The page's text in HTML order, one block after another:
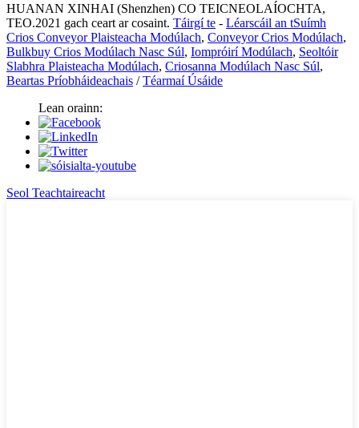
HUANAN XINHAI (Shenzhen) CO TEICNEOLAÍOCHTA,
TEO.2021 gach ceart ar cosaint. Táirgí te - Léarscáil an tSuímh
Crios Conveyor Plaisteacha Modúlach, Conveyor Crios Modúlach,
Bulkbuy Crios Modúlach Nasc Súl, Iompróirí Modúlach, Seoltóir
Slabhra Plaisteacha Modúlach, Criosanna Modúlach Nasc Súl,
Beartas Príobháideachais /Téarmaí Úsáide
Lean orainn:
Seol Teachtaireacht